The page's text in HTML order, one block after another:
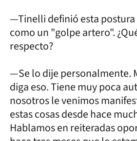
—Tinelli definió esta
como un "golpe artero".
respecto?
—Se lo dije personalmente.
diga eso. Tiene muy poca
nosotros le venimos
estas cosas desde hace
Hablamos en reiteradas